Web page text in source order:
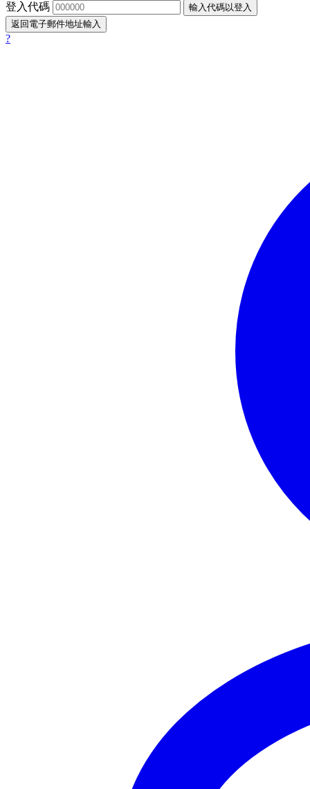
登入代碼
輸入代碼以登入
返回電子郵件地址輸入
?